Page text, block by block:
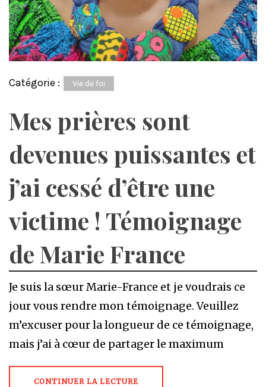
Catégorie : Vie de foi
Mes prières sont
devenues puissantes et
j’ai cessé d’être une
victime ! Témoignage
de Marie France
Je suis la sœur Marie-France et je voudrais ce
jour vous rendre mon témoignage. Veuillez
m’excuser pour la longueur de ce témoignage,
mais j’ai à cœur de partager le maximum
CONTINUER LA LECTURE